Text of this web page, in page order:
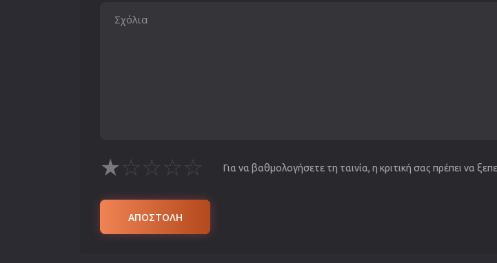
★☆☆☆☆ Για να βαθμολογήσετε τη ταινία, η κριτική σας πρέπει να
ΑΠΟΣΤΟΛΗ